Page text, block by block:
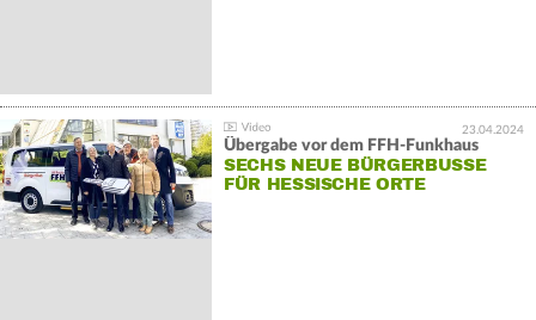
23.04.2024
Übergabe vor dem FFH-Funkhaus
SECHS NEUE BÜRGERBUSSE
FÜR HESSISCHE ORTE